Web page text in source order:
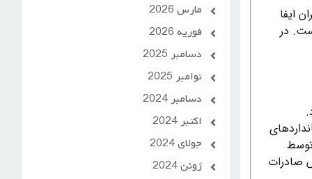
ایفا
در
صادرات
مارس 2026
فوریه 2026
دسامبر 2025
نوامبر 2025
دسامبر 2024
اکتبر 2024
جولای 2024
ژوئن 2024